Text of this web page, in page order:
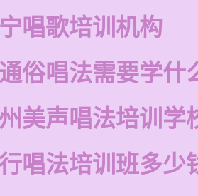
唱歌培训机构
俗唱法需要学什
美声唱法培训学
唱法培训班多少